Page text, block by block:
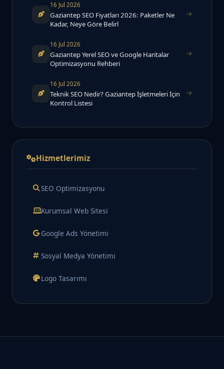
16 Jul 2026
Gaziantep SEO Fiyatları 2026: Paketler Ne
Kadar, Neye Göre Belirl
16 Jul 2026
Gaziantep Yerel SEO ve Google Haritalar
Optimizasyonu Rehberi
16 Jul 2026
Teknik SEO Nedir? Gaziantep İşletmeleri İçin
Kontrol Listesi
Hizmetlerimiz
SEO Optimizasyonu
Kurumsal Web Sitesi
Google Ads Yönetimi
Sosyal Medya Yönetimi
Logo Tasarımı